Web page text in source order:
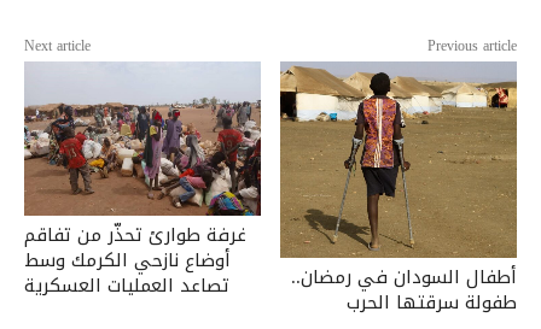
Previous article
أطفال السودان في رمضان..
طفولة سرقتها الحرب
Next article
غرفة طوارئ تحذّر من تفاقم
أوضاع نازحي الكرمك وسط
تصاعد العمليات العسكرية